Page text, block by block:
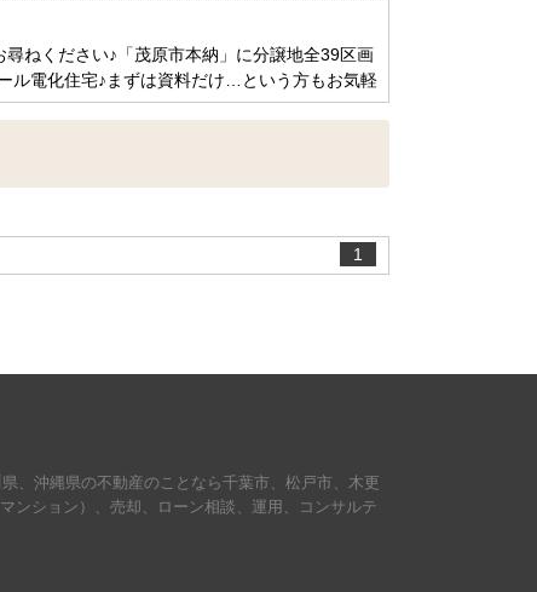
ねください♪「茂原市本納」に分譲地全39区画
ル電化住宅♪まずは資料だけ…という方もお気軽
1
、沖縄県の不動産のことなら千葉市、松戸市、木更
ンション）、売却、ローン相談、運用、コンサルテ